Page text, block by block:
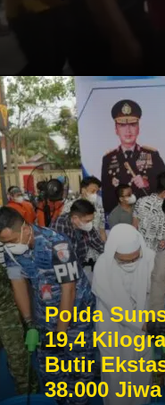
Polda
19,4
Butir
38.000 Jiwa